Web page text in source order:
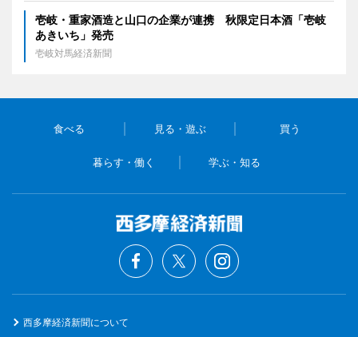
壱岐・重家酒造と山口の企業が連携 秋限定日本酒「壱岐
あきいち」発売
壱岐対馬経済新聞
食べる 見る・遊ぶ 買う
暮らす・働く 学ぶ・知る
西多摩経済新聞について